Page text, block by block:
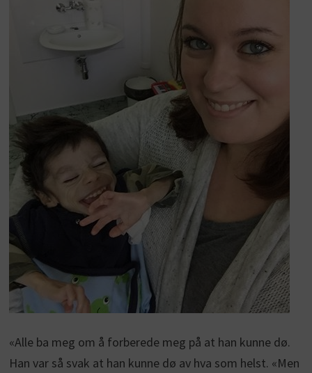
«Alle ba meg om å forberede meg på at han kunne dø.
Han var så svak at han kunne dø av hva som helst. «Men